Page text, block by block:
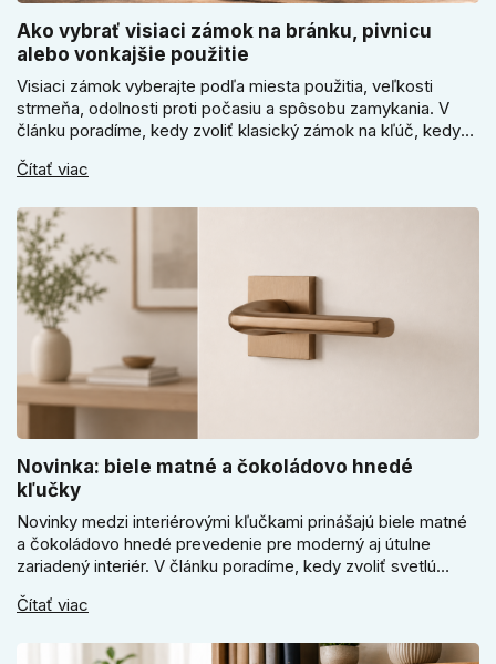
Ako vybrať visiaci zámok na bránku, pivnicu
alebo vonkajšie použitie
Visiaci zámok vyberajte podľa miesta použitia, veľkosti
strmeňa, odolnosti proti počasiu a spôsobu zamykania. V
článku poradíme, kedy zvoliť klasický zámok na kľúč, kedy
sa pri bránke, pivnici alebo záhradnom domčeku neoplatí
Čítať viac
Novinka: biele matné a čokoládovo hnedé
kľučky
Novinky medzi interiérovými kľučkami prinášajú biele matné
a čokoládovo hnedé prevedenie pre moderný aj útulne
zariadený interiér. V článku poradíme, kedy zvoliť svetlú
ako vyberať medzi okrúhlym a štvorcovým štítom. Nové
Čítať viac